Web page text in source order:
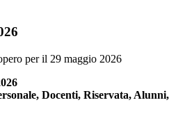
per il 29 maggio 2026
Docenti, Riservata, Alunni,